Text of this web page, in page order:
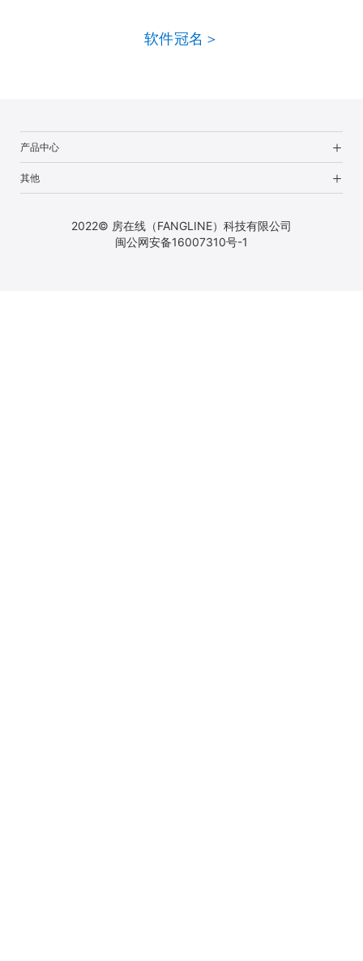
软件冠名＞
产品中心
其他
2022© 房在线（FANGLINE）科技有限公司
闽公网安备16007310号-1